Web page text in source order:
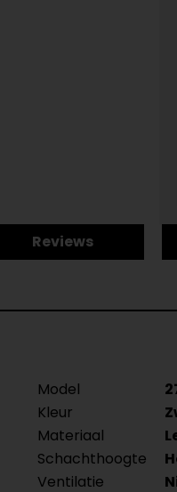
Reviews
Model
Kleur
Materiaal
Schachthoogte
Ventilatie